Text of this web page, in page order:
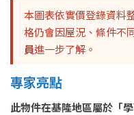
本圖表依實價登錄資料
格仍會因屋況、條件不
員進一步了解。
專家亮點
此物件在基隆地區屬於「